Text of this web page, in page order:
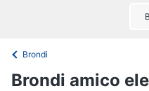
Brondi
Brondi amico